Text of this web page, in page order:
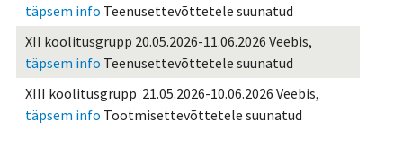
täpsem info Teenusettevõttetele suunatud
XII koolitusgrupp 20.05.2026-11.06.2026 Veebis,
täpsem info Teenusettevõttetele suunatud
XIII koolitusgrupp 21.05.2026-10.06.2026 Veebis,
täpsem info Tootmisettevõttetele suunatud